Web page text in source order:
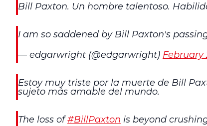
Bill Paxton. Un hombre talentoso.
I am so saddened by Bill Paxton's
— edgarwright (@edgarwright) February
Estoy muy triste por la muerte de Bill
sujeto más amable del mundo.
The loss of#BillPaxton is beyond